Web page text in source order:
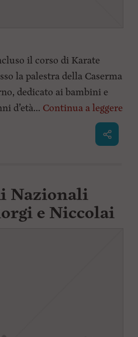
il corso di Karate
la palestra della Caserma
dedicato ai bambini e
d’età... Continua a leggere
Nazionali
e Niccolai